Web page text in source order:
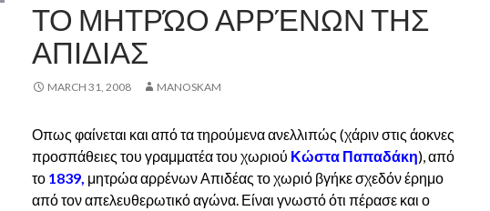
ΤΟ ΜΗΤΡΏΟ ΑΡΡΈΝΩΝ ΤΗΣ
ΑΠΙΔΙΑΣ
MARCH 31, 2008 MANOSKAM
Οπως φαίνεται και από τα τηρούμενα ανελλιπώς (χάριν στις άοκνες
προσπάθειες του γραμματέα του χωριού Κώστα Παπαδάκη), από
το 1839, μητρώα αρρένων Απιδέας το χωριό βγήκε σχεδόν έρημο
από τον απελευθερωτικό αγώνα. Είναι γνωστό ότι πέρασε και ο